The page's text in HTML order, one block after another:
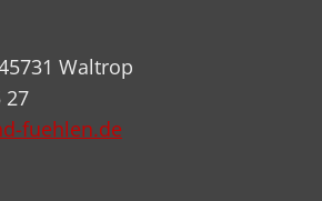
Waltrop
27
fuehlen.de